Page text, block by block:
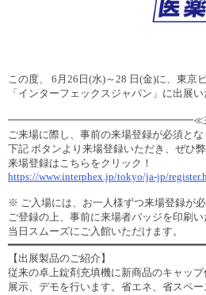
この度、 6 月 26 日 (水)～ 28 日 (金)に、東京
「インターフェックスジャパン」に出展い
━━━━━━━━━━━━━━━━━━≪
ご来場に際し、事前の来場登録が必須とな
下記 ボタンより来場登録いただき、ぜひ
来場登録はこちらをクリック！
https://www.interphex.jp/tokyo/ja-jp/
※ ご入場には、お一人様ずつ来場登録が必
ご登録の上、事前に来場者バッジを印刷
当日スムーズにご入館いただけます。
━━━━━━━━━━━━━━━━━━━━━━━━━
【出展製品のご紹介】
従来の卓上錠剤充填機に新商品のキャッ
展示、デモを行います。省エネ、省スペ